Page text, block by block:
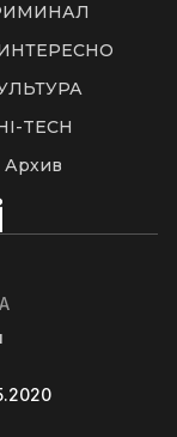
TECH
Архив